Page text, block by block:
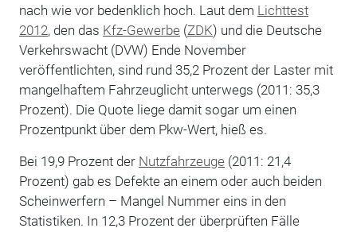
nach wie vor bedenklich hoch. Laut dem Lichttest
2012, den das Kfz-Gewerbe (ZDK) und die Deutsche
Verkehrswacht (DVW) Ende November
veröffentlichten, sind rund 35,2 Prozent der Laster mit
mangelhaftem Fahrzeuglicht unterwegs (2011: 35,3
Prozent). Die Quote liege damit sogar um einen
Prozentpunkt über dem Pkw-Wert, hieß es.
Bei 19,9 Prozent der Nutzfahrzeuge (2011: 21,4
Prozent) gab es Defekte an einem oder auch beiden
Scheinwerfern – Mangel Nummer eins in den
Statistiken. In 12,3 Prozent der überprüften Fälle